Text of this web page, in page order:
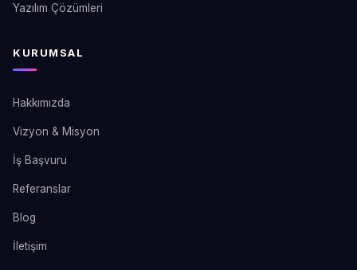
Yazılım Çözümleri
KURUMSAL
Hakkımızda
Vizyon & Misyon
İş Başvuru
Referanslar
Blog
İletişim